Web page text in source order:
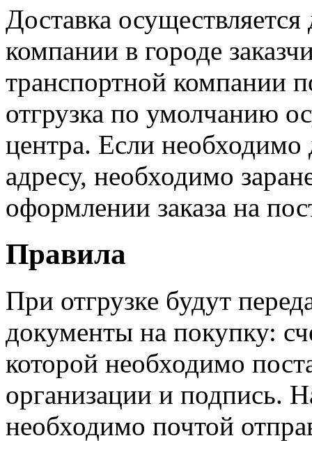
Доставка
компании в городе
транспортной компании
отгрузка по умолчанию
центра. Если необходимо
адресу, необходимо
оформлении заказа на
Правила
При отгрузке будут
документы на покупку:
которой необходимо
организации и подпись.
необходимо почтой